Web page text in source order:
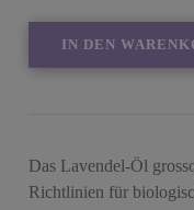
IN DEN
Das Lavendel-Öl
Richtlinien für